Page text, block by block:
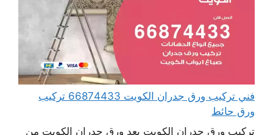
فني تركيب ورق جدران الكويت 66874433 تركيب
ورق حائط
تركيب ورق جدران الكويت يعد ورق جدران الكويت من